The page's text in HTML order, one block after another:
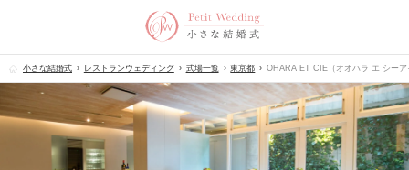
小さな結婚式 レストランウェディング 式場一覧 東京都 OHARA ET CIE（オオハラ エ シーア